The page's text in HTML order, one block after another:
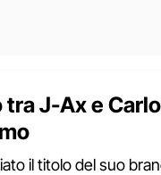
J-Ax e
il titolo del suo